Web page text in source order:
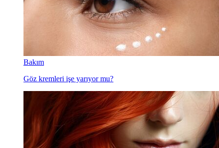
Bakım
Göz kremleri işe yarıyor mu?